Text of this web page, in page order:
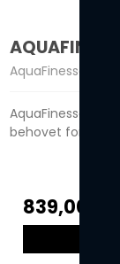
AquaFinesse
AquaFinesse®
behovet for
839,00 DKK